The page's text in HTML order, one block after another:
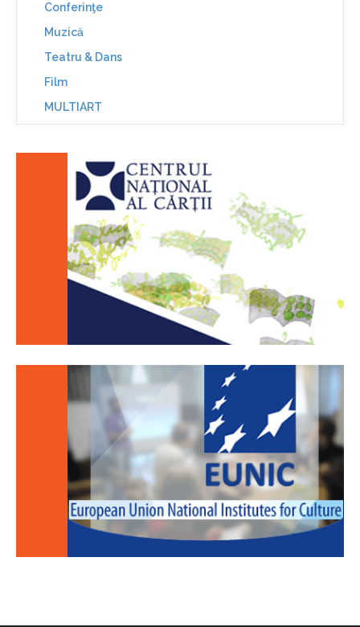
Conferinţe
Muzică
Teatru & Dans
Film
MULTIART